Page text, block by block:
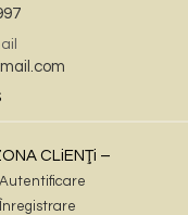
CLiENŢi –
Autentificare
Înregistrare